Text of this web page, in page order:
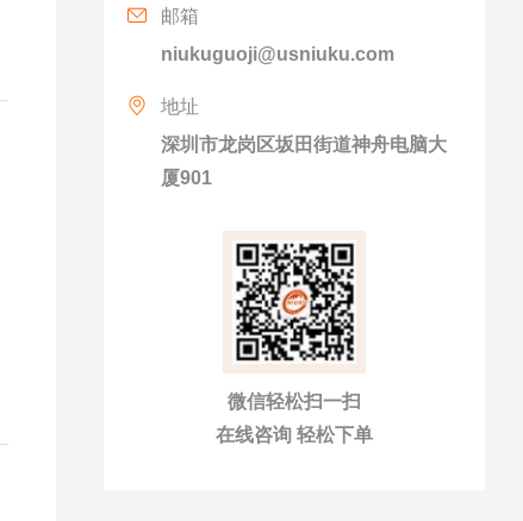
邮箱
niukuguoji@usniuku.com
地址
深圳市龙岗区坂田街道神舟电脑大
厦901
微信轻松扫一扫
在线咨询 轻松下单